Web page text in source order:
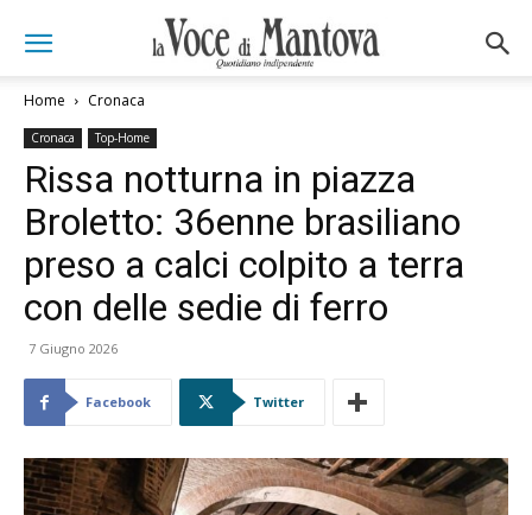
Home Cronaca
Cronaca Top-Home
Rissa notturna in piazza
Broletto: 36enne brasiliano
preso a calci colpito a terra
con delle sedie di ferro
7 Giugno 2026
Facebook Twitter